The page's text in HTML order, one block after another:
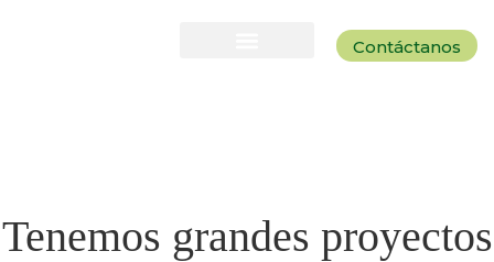
Contáctanos
Tenemos grandes proyectos